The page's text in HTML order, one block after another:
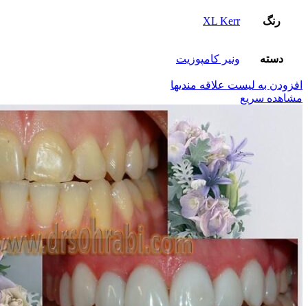
رنگ XL Kerr
دسته ونیر کامپوزیت
افزودن به لیست علاقه مندیها
مشاهده سریع